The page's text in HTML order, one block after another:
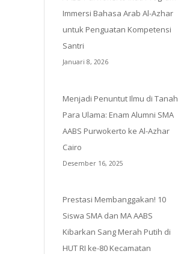
Immersi Bahasa Arab Al-Azhar
untuk Penguatan Kompetensi
Santri
Januari 8, 2026
Menjadi Penuntut Ilmu di Tanah
Para Ulama: Enam Alumni SMA
AABS Purwokerto ke Al-Azhar
Cairo
Desember 16, 2025
Prestasi Membanggakan! 10
Siswa SMA dan MA AABS
Kibarkan Sang Merah Putih di
HUT RI ke-80 Kecamatan